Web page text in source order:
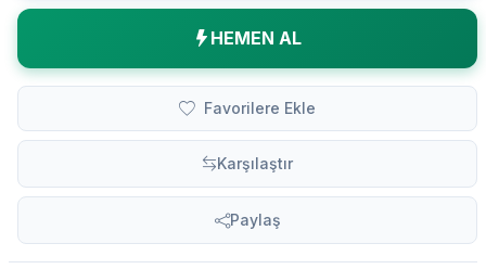
HEMEN AL
Favorilere Ekle
Karşılaştır
Paylaş